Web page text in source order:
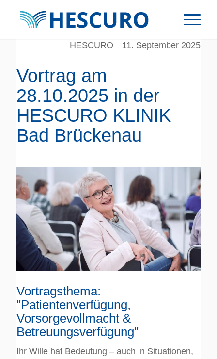
HESCURO 11. September 2025
Vortrag am
28.10.2025 in der
HESCURO KLINIK
Bad Brückenau
Vortragsthema:
"Patientenverfügung,
Vorsorgevollmacht &
Betreuungsverfügung"
Ihr Wille hat Bedeutung – auch in Situationen,